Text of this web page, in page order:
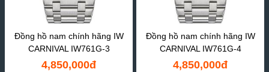
Đồng hồ nam chính hãng IW
CARNIVAL IW761G-3
4,850,000đ
Đồng hồ nam chính hãng IW
CARNIVAL IW761G-4
4,850,000đ